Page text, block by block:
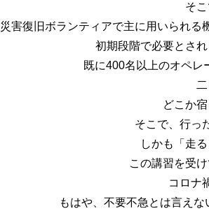
そ
災害復旧ボランティアで主に用いられる
初期段階で必要とさ
既に400名以上のオペレ
どこか
そこで、行っ
しかも「走
この講習を受
コロナ
もはや、不要不急とは言え